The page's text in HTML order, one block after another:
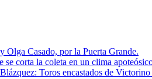
Casado, por la Puerta Grande.
corta la coleta en un clima
Toros encastados de Victorino